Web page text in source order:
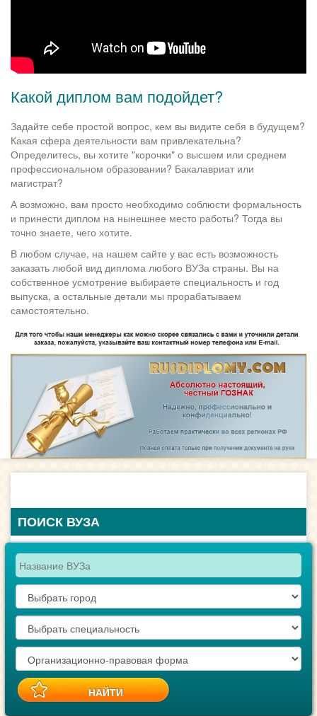
Какой диплом вам подойдет?
Задайте себе простой вопрос, кем вы видите себя в будущем?
Какая сфера деятельности вам привлекательна?
Определитесь, вы хотите "корочки" о высшем или среднем
профессиональном образовании? Бакалавриат или
магистрат?
А возможно, вам просто необходимо соблюсти формальность
и принести диплом на нынешнее место работы? Тогда вы
точно знаете, чего хотите.
В любом случае, на нашем сайте у вас есть возможность
заказать любой вид диплома любого ВУЗа страны. Вы на
собственное усмотрение выбираете специальность и год
выпуска, а остальные детали мы прорабатываем
самостоятельно.
ПОИСК ВУЗА